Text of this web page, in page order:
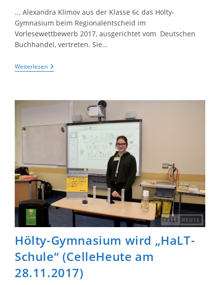
... Alexandra Klimov aus der Klasse 6c das Hölty-
Gymnasium beim Regionalentscheid im
Vorlesewettbewerb 2017, ausgerichtet vom Deutschen
Buchhandel, vertreten. Sie…
WeiterlesenIm
Februar
…
Hölty-Gymnasium wird „HaLT-
Schule“ (CelleHeute am
28.11.2017)